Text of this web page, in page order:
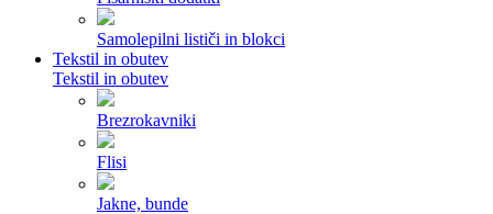
Samolepilni lističi in blokci
Tekstil in obutev
Tekstil in obutev
Brezrokavniki
Flisi
Jakne, bunde